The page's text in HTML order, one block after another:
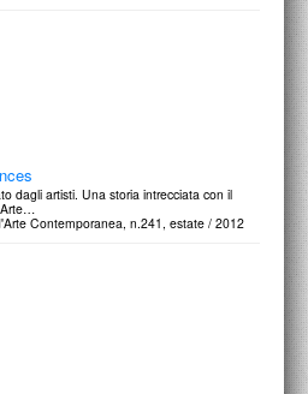
dagli artisti. Una storia intrecciata con il
Arte…
Contemporanea, n.241, estate / 2012